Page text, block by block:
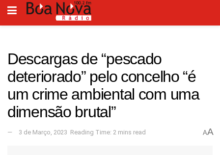
Descargas de “pescado
deteriorado” pelo concelho “é
um crime ambiental com uma
dimensão brutal”
3 de Março, 2023 Reading Time: 2 mins read AA